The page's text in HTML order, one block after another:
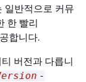
일반적으로 커뮤
한 빨리
합니다.
버전과 다릅니
-